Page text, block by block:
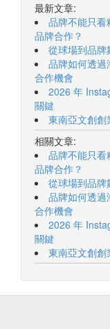
最新文章:
品牌不能只
品牌合作？
從球場到品牌
品牌如何透過
合作機會
2026 年
關鍵
東南亞文創創
相關文章:
品牌不能只
品牌合作？
從球場到品牌
品牌如何透過
合作機會
2026 年
關鍵
東南亞文創創